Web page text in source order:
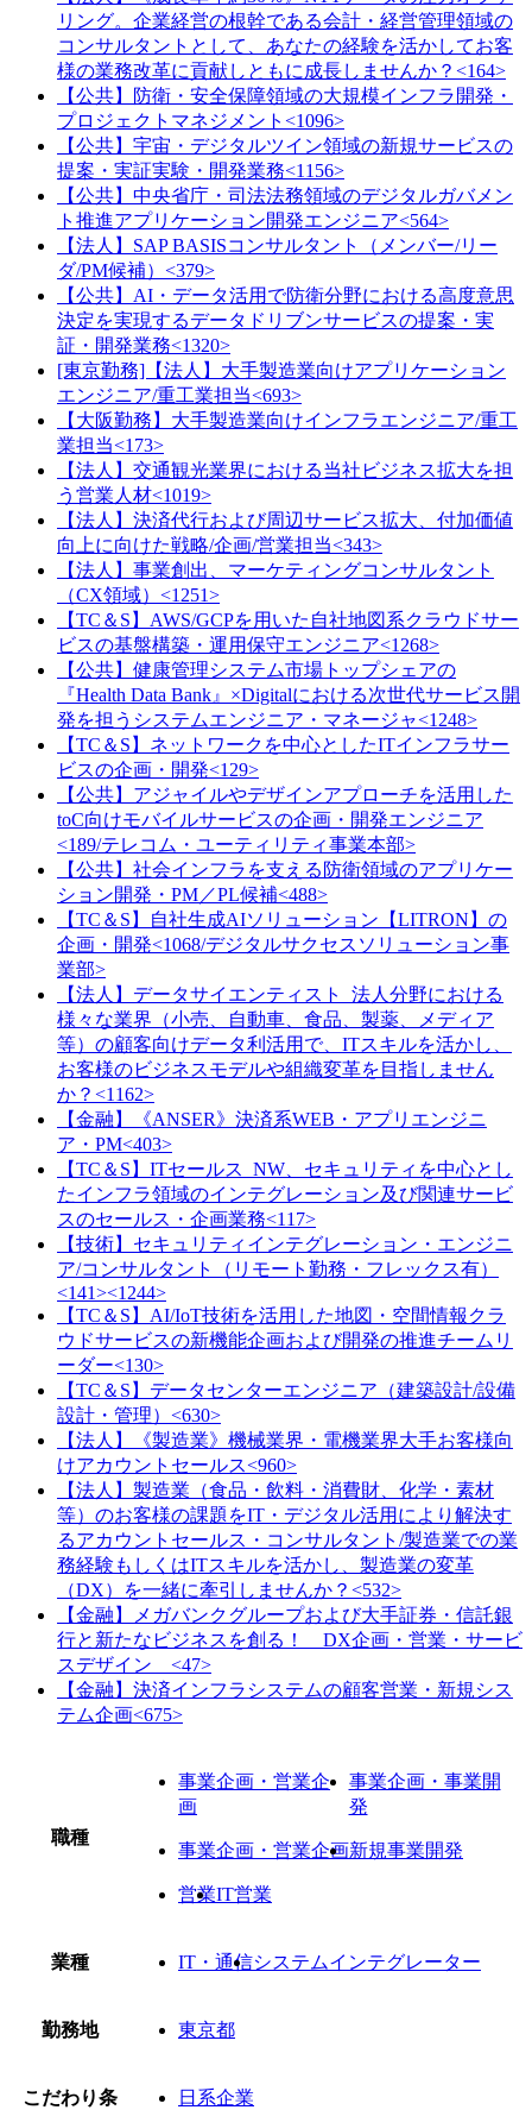
リング。企業経営の根幹である会計・経営管理領域の
コンサルタントとして、あなたの経験を活かしてお客
様の業務改革に貢献しともに成長しませんか？<164>
【公共】防衛・安全保障領域の大規模インフラ開発・
プロジェクトマネジメント<1096>
【公共】宇宙・デジタルツイン領域の新規サービスの
提案・実証実験・開発業務<1156>
【公共】中央省庁・司法法務領域のデジタルガバメン
ト推進アプリケーション開発エンジニア<564>
【法人】SAP BASISコンサルタント（メンバー/リー
ダ/PM候補）<379>
【公共】AI・データ活用で防衛分野における高度意思
決定を実現するデータドリブンサービスの提案・実
証・開発業務<1320>
[東京勤務]【法人】大手製造業向けアプリケーション
エンジニア/重工業担当<693>
【大阪勤務】大手製造業向けインフラエンジニア/重工
業担当<173>
【法人】交通観光業界における当社ビジネス拡大を担
う営業人材<1019>
【法人】決済代行および周辺サービス拡大、付加価値
向上に向けた戦略/企画/営業担当<343>
【法人】事業創出、マーケティングコンサルタント
（CX領域）<1251>
【TC＆S】AWS/GCPを用いた自社地図系クラウドサー
ビスの基盤構築・運用保守エンジニア<1268>
【公共】健康管理システム市場トップシェアの
『Health Data Bank』×Digitalにおける次世代サービス開
発を担うシステムエンジニア・マネージャ<1248>
【TC＆S】ネットワークを中心としたITインフラサー
ビスの企画・開発<129>
【公共】アジャイルやデザインアプローチを活用した
toC向けモバイルサービスの企画・開発エンジニア
<189/テレコム・ユーティリティ事業本部>
【公共】社会インフラを支える防衛領域のアプリケー
ション開発・PM／PL候補<488>
【TC＆S】自社生成AIソリューション【LITRON】の
企画・開発<1068/デジタルサクセスソリューション事
業部>
【法人】データサイエンティスト_法人分野における
様々な業界（小売、自動車、食品、製薬、メディア
等）の顧客向けデータ利活用で、ITスキルを活かし、
お客様のビジネスモデルや組織変革を目指しません
か？<1162>
【金融】《ANSER》決済系WEB・アプリエンジニ
ア・PM<403>
【TC＆S】ITセールス_NW、セキュリティを中心とし
たインフラ領域のインテグレーション及び関連サービ
スのセールス・企画業務<117>
【技術】セキュリティインテグレーション・エンジニ
ア/コンサルタント（リモート勤務・フレックス有）
<141><1244>
【TC＆S】AI/IoT技術を活用した地図・空間情報クラ
ウドサービスの新機能企画および開発の推進チームリ
ーダー<130>
【TC＆S】データセンターエンジニア（建築設計/設備
設計・管理）<630>
【法人】《製造業》機械業界・電機業界大手お客様向
けアカウントセールス<960>
【法人】製造業（食品・飲料・消費財、化学・素材
等）のお客様の課題をIT・デジタル活用により解決す
るアカウントセールス・コンサルタント/製造業での業
務経験もしくはITスキルを活かし、製造業の変革
（DX）を一緒に牽引しませんか？<532>
【金融】メガバンクグループおよび大手証券・信託銀
行と新たなビジネスを創る！ DX企画・営業・サービ
スデザイン <47>
【金融】決済インフラシステムの顧客営業・新規シス
テム企画<675>
職種
事業企画・営業企
画
事業企画・事業開
発
事業企画・営業企画新規事業開発
営業IT営業
業種 IT・通信システムインテグレーター
勤務地 東京都
こだわり条
日系企業